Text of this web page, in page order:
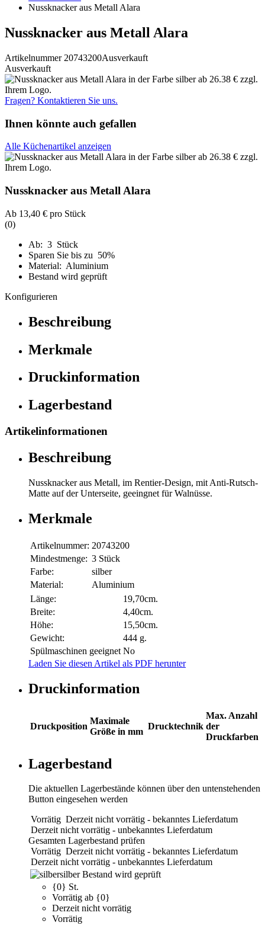
Nussknacker aus Metall Alara
Nussknacker aus Metall Alara
Artikelnummer 20743200Ausverkauft
Ausverkauft
Fragen? Kontaktieren Sie uns.
Ihnen könnte auch gefallen
Alle Küchenartikel anzeigen
Nussknacker aus Metall Alara
Ab 13,40 € pro Stück
(0)
Ab: 3 Stück
Sparen Sie bis zu 50%
Material: Aluminium
Bestand wird geprüft
Konfigurieren
Beschreibung
Merkmale
Druckinformation
Lagerbestand
Artikelinformationen
Beschreibung
Nussknacker aus Metall, im Rentier-Design, mit Anti-Rutsch-
Matte auf der Unterseite, geeingnet für Walnüsse.
Merkmale
Artikelnummer: 20743200
Mindestmenge: 3 Stück
Farbe:
silber
Material:
Aluminium
Länge:
19,70cm.
Breite:
4,40cm.
Höhe:
15,50cm.
Gewicht:
444 g.
Spülmaschinen geeignet No
Laden Sie diesen Artikel als PDF herunter
Druckinformation
Druckposition
Maximale
Größe in mm
Drucktechnik
Max. Anzahl
der
Druckfarben
Lagerbestand
Die aktuellen Lagerbestände können über den untenstehenden
Button eingesehen werden
Vorrätig Derzeit nicht vorrätig - bekanntes Lieferdatum
Derzeit nicht vorrätig - unbekanntes Lieferdatum
Gesamten Lagerbestand prüfen
Vorrätig Derzeit nicht vorrätig - bekanntes Lieferdatum
Derzeit nicht vorrätig - unbekanntes Lieferdatum
silber Bestand wird geprüft
{0} St.
Vorrätig ab {0}
Derzeit nicht vorrätig
Vorrätig